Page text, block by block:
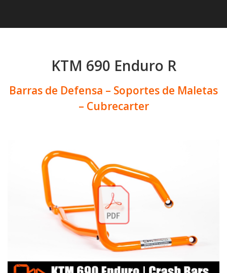
KTM 690 Enduro R
Barras de Defensa – Soportes de Maletas
– Cubrecarter